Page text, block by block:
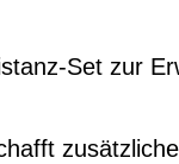
Set zur